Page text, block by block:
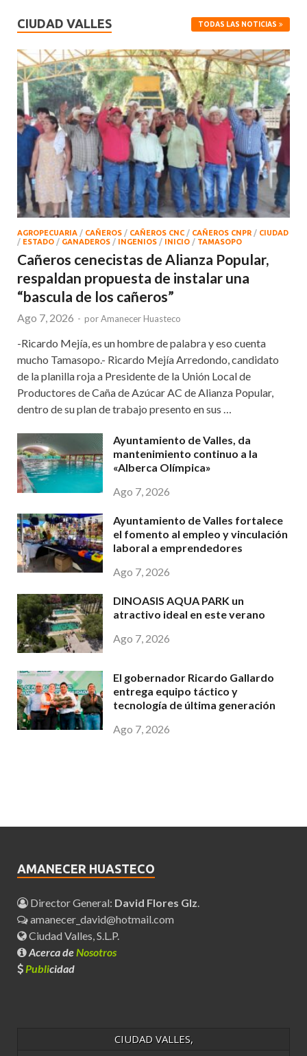
CIUDAD VALLES TODAS LAS NOTICIAS
AGROPECUARIA / CAÑEROS / CAÑEROS CNC / CAÑEROS CNPR / CIUDAD
/ ESTADO / GANADEROS / INGENIOS / INICIO / TAMASOPO
Cañeros cenecistas de Alianza Popular,
respaldan propuesta de instalar una
“bascula de los cañeros”
Ago 7, 2026 - porAmanecer Huasteco
-Ricardo Mejía, es un hombre de palabra y eso cuenta
mucho Tamasopo.- Ricardo Mejía Arredondo, candidato
de la planilla roja a Presidente de la Unión Local de
Productores de Caña de Azúcar AC de Alianza Popular,
dentro de su plan de trabajo presento en sus …
Ayuntamiento de Valles, da
mantenimiento continuo a la
«Alberca Olímpica»
Ago 7, 2026
Ayuntamiento de Valles fortalece
el fomento al empleo y vinculación
laboral a emprendedores
Ago 7, 2026
DINOASIS AQUA PARK un
atractivo ideal en este verano
Ago 7, 2026
El gobernador Ricardo Gallardo
entrega equipo táctico y
tecnología de última generación
Ago 7, 2026
AMANECER HUASTECO
Director General: David Flores Glz.
amanecer_david@hotmail.com
Ciudad Valles, S.L.P.
Acerca deNosotros
Publicidad
CIUDAD VALLES,